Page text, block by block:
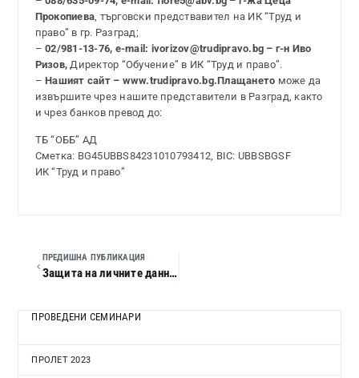
Прокопиева , търговски предствавител на ИК “Труд и
право” в гр. Разград;
–02/981-13-76, e-mail: ivorizov@trudipravo.bg – г-н Иво
Ризов, Директор “Обучение” в ИК “Труд и право”.
–Нашият сайт – www.trudipravo.bg.Плащането може да
извършите чрез нашите представители в Разград, както
и чрез банков превод до:
ТБ “ОББ” АД
Сметка: BG45UBBS84231010793412, BIC: UBBSBGSF
ИК “Труд и право”
ПРЕДИШНА ПУБЛИКАЦИЯ
Защита на личните данни. Новата правна уредба. Практически решения
ПРОВЕДЕНИ СЕМИНАРИ
ПРОЛЕТ 2023